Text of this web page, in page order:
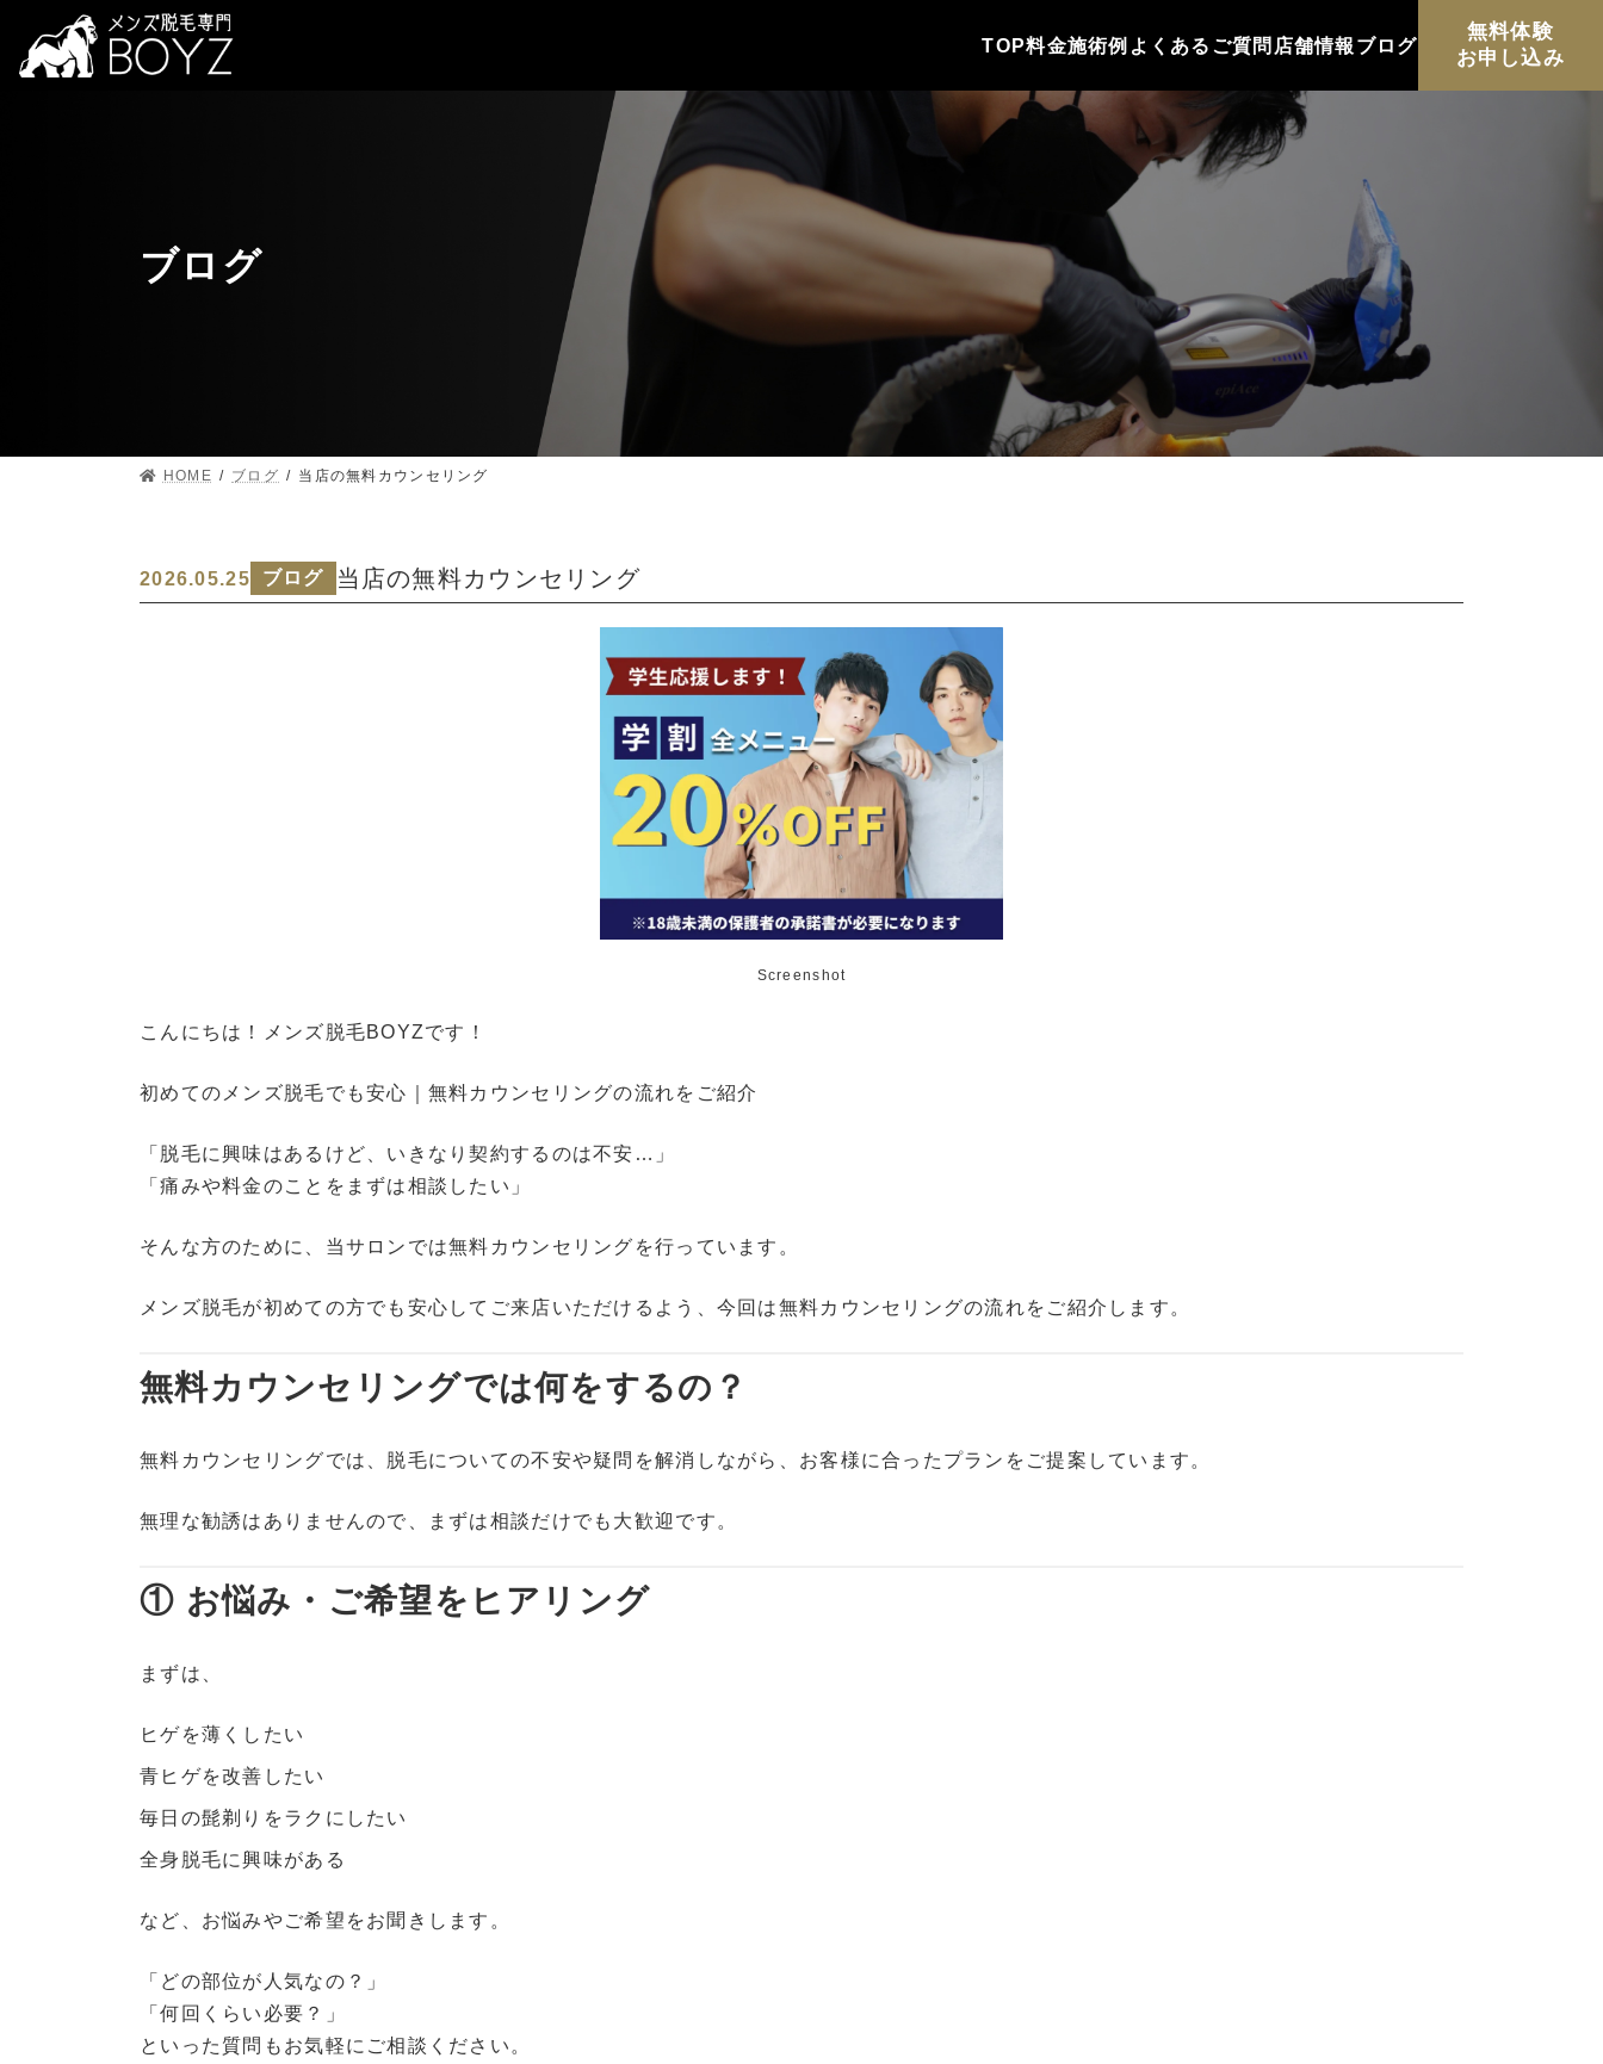
TOP料金施術例 よくあるご質問 店舗情報 ブログ
無料体験
お申し込み
ブログ
HOME ブログ 当店の無料カウンセリング
2026.05.25 ブログ 当店の無料カウンセリング
Screenshot
こんにちは！メンズ脱毛BOYZです！
初めてのメンズ脱毛でも安心｜無料カウンセリングの流れをご紹介
「脱毛に興味はあるけど、いきなり契約するのは不安…」
「痛みや料金のことをまずは相談したい」
そんな方のために、当サロンでは無料カウンセリングを行っています。
メンズ脱毛が初めての方でも安心してご来店いただけるよう、今回は無料カウンセリングの流れをご紹介します。
無料カウンセリングでは何をするの？
無料カウンセリングでは、脱毛についての不安や疑問を解消しながら、お客様に合ったプランをご提案しています。
無理な勧誘はありませんので、まずは相談だけでも大歓迎です。
① お悩み・ご希望をヒアリング
まずは、
ヒゲを薄くしたい
青ヒゲを改善したい
毎日の髭剃りをラクにしたい
全身脱毛に興味がある
など、お悩みやご希望をお聞きします。
「どの部位が人気なの？」
「何回くらい必要？」
といった質問もお気軽にご相談ください。